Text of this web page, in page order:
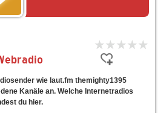
wie laut.fm themighty1395
Kanäle an. Welche Internetradios
du hier.